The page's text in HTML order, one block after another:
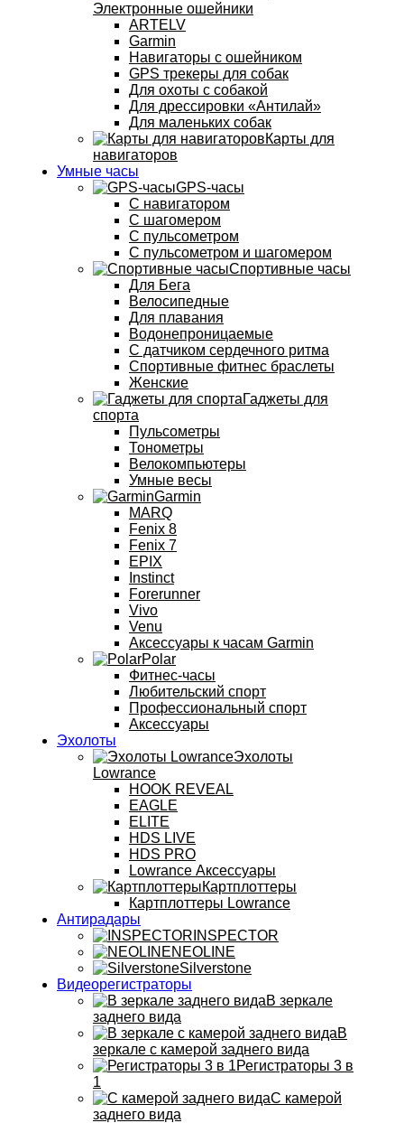
Электронные ошейники
ARTELV
Garmin
Навигаторы с ошейником
GPS трекеры для собак
Для охоты с собакой
Для дрессировки «Антилай»
Для маленьких собак
Карты для
навигаторов
Умные часы
GPS-часы
С навигатором
С шагомером
С пульсометром
С пульсометром и шагомером
Спортивные часы
Для Бега
Велосипедные
Для плавания
Водонепроницаемые
С датчиком сердечного ритма
Спортивные фитнес браслеты
Женские
Гаджеты для
спорта
Пульсометры
Тонометры
Велокомпьютеры
Умные весы
Garmin
MARQ
Fenix 8
Fenix 7
EPIX
Instinct
Forerunner
Vivo
Venu
Аксессуары к часам Garmin
Polar
Фитнес-часы
Любительский спорт
Профессиональный спорт
Аксессуары
Эхолоты
Эхолоты
Lowrance
HOOK REVEAL
EAGLE
ELITE
HDS LIVE
HDS PRO
Lowrance Аксессуары
Картплоттеры
Картплоттеры Lowrance
Антирадары
INSPECTOR
NEOLINE
Silverstone
Видеорегистраторы
В зеркале
заднего вида
В
зеркале с камерой заднего вида
Регистраторы 3 в
1
С камерой
заднего вида